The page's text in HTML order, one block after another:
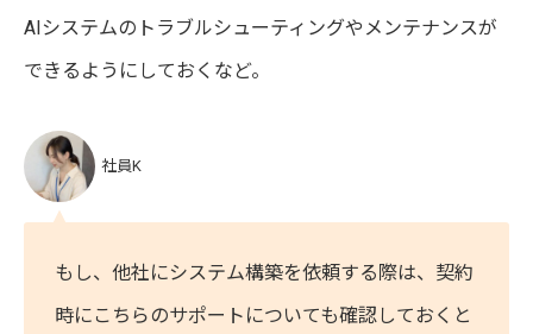
AIシステムのトラブルシューティングやメンテナンスが
できるようにしておくなど。
社員K
もし、他社にシステム構築を依頼する際は、契約
時にこちらのサポートについても確認しておくと